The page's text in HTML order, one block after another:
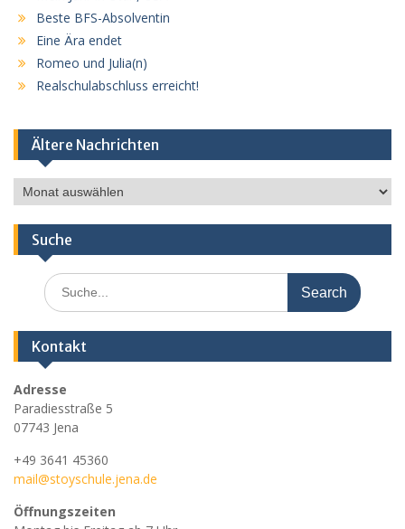
Beste BFS-Absolventin
Eine Ära endet
Romeo und Julia(n)
Realschulabschluss erreicht!
Ältere Nachrichten
Ältere
Nachrichten
Suche
Search
for:
Kontakt
Adresse
Paradiesstraße 5
07743 Jena
+49 3641 45360
mail@stoyschule.jena.de
Öffnungszeiten